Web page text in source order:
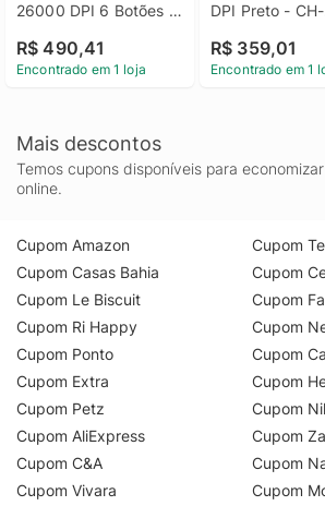
26000 DPI 6 Botões
931C111-NA
R$ 490,41
Encontrado em 1 loja
DPI Preto - CH-
R$ 359,01
Encontrado em 1
Mais descontos
Temos cupons disponíveis para
online.
Cupom Amazon
Cupom Casas Bahia
Cupom Le Biscuit
Cupom Ri Happy
Cupom Ponto
Cupom Extra
Cupom Petz
Cupom AliExpress
Cupom C&A
Cupom Vivara
Cupom
Cupom
Cupom
Cupom
Cupom
Cupom
Cupom
Cupom
Cupom
Cupom